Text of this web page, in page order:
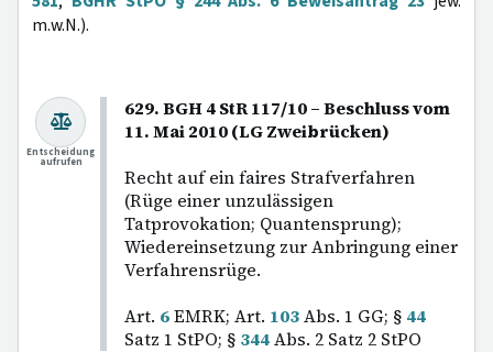
m.w.N.).
629. BGH 4 StR 117/10 – Beschluss vom
11. Mai 2010 (LG Zweibrücken)
Recht auf ein faires Strafverfahren
(Rüge einer unzulässigen
Tatprovokation; Quantensprung);
Wiedereinsetzung zur Anbringung einer
Verfahrensrüge.
Art. 6EMRK; Art. 103Abs. 1 GG; § 44
Satz 1 StPO; § 344Abs. 2 Satz 2 StPO
Entscheidung
aufrufen